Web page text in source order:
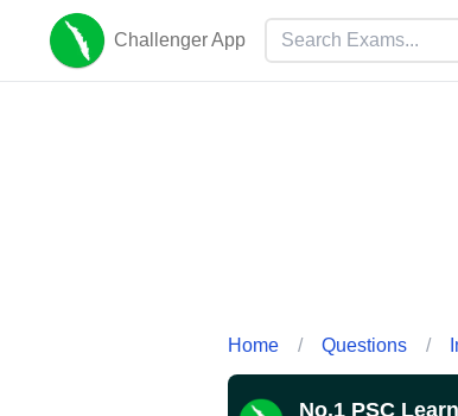
Challenger App
Home / Questions /
No.1 PSC